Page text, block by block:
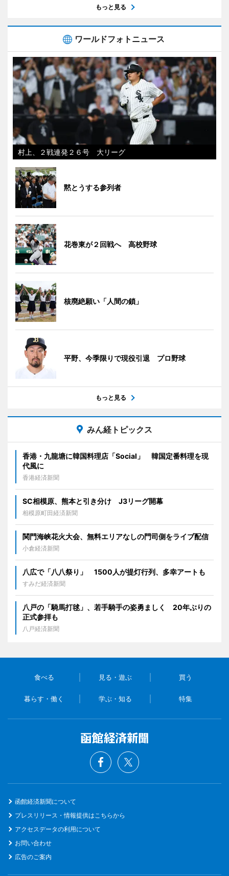
もっと見る
ワールドフォトニュース
村上、２戦連発２６号 大リーグ
黙とうする参列者
花巻東が２回戦へ 高校野球
核廃絶願い「人間の鎖」
平野、今季限りで現役引退 プロ野球
もっと見る
みん経トピックス
香港・九龍塘に韓国料理店「Social」 韓国定番料理を現
代風に
香港経済新聞
SC相模原、熊本と引き分け J3リーグ開幕
相模原町田経済新聞
関門海峡花火大会、無料エリアなしの門司側をライブ配信
小倉経済新聞
八広で「八八祭り」 1500人が提灯行列、多幸アートも
すみだ経済新聞
八戸の「騎馬打毬」、若手騎手の姿勇ましく 20年ぶりの
正式参拝も
八戸経済新聞
食べる 見る・遊ぶ 買う
暮らす・働く 学ぶ・知る 特集
函館経済新聞について
プレスリリース・情報提供はこちらから
アクセスデータの利用について
お問い合わせ
広告のご案内